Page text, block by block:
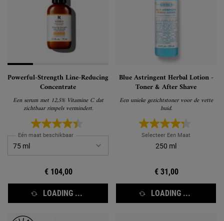
Powerful-Strength Line-Reducing
Concentrate
Een serum met 12,5% Vitamine C dat
zichtbaar rimpels vermindert.
Eén maat beschikbaar
€ 104,00
LOADING ...
Blue Astringent Herbal Lotion -
Toner & After Shave
Een unieke gezichtstoner voor de vette
huid.
Selecteer Een Maat
250 ml
€ 31,00
LOADING ...